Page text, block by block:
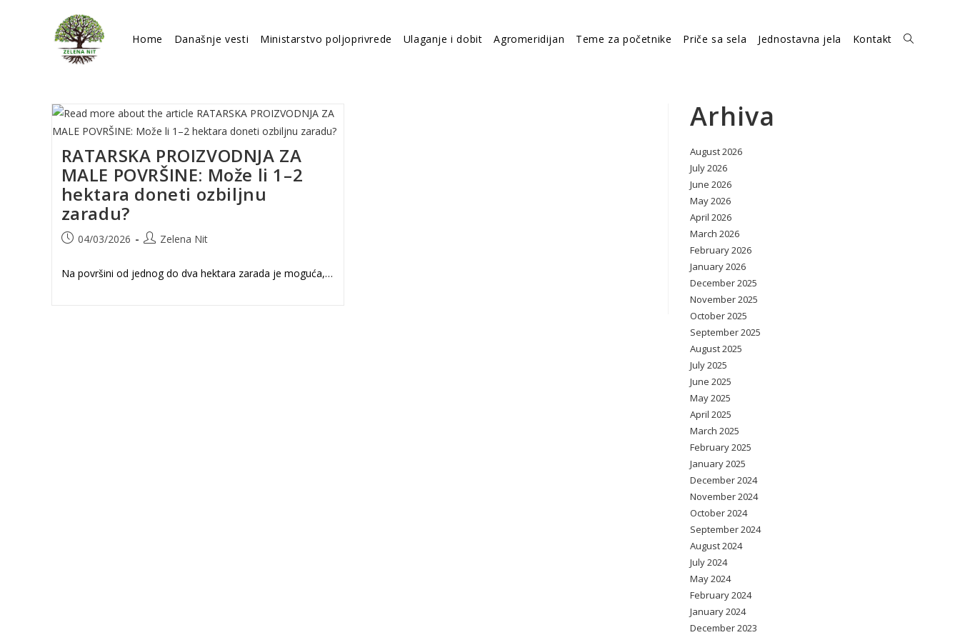
Home Današnje vesti Ministarstvo poljoprivrede Ulaganje i dobit Agromeridijan Teme za početnike Priče sa sela Jednostavna jela Kontakt Toggle
RATARSKA PROIZVODNJA ZA
MALE POVRŠINE: Može li 1–2
hektara doneti ozbiljnu
zaradu?
Post04/03/2026
PostZelena Nit
Na površini od jednog do dva hektara zarada je moguća,…
Arhiva
August 2026
July 2026
June 2026
May 2026
April 2026
March 2026
February 2026
January 2026
December 2025
November 2025
October 2025
September 2025
August 2025
July 2025
June 2025
May 2025
April 2025
March 2025
February 2025
January 2025
December 2024
November 2024
October 2024
September 2024
August 2024
July 2024
May 2024
February 2024
January 2024
December 2023